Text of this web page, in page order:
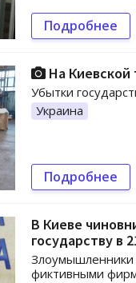
Подробнее
На
Убытки
Украина
Подробнее
В Киеве
государству в
Злоумышленники
фиктивными